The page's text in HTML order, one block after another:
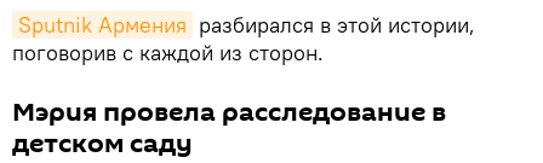
Sputnik Армения разбирался в этой истории,
поговорив с каждой из сторон.
Мэрия провела расследование в
детском саду